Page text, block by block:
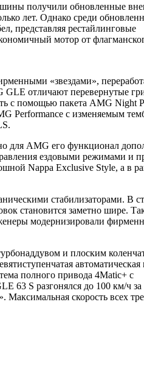
получили обновленные
лет. Однако среди
представляя рестайлинговые
мотор от
«звездами»,
отличают перевернутые
с помощью пакета AMG Night
Performance с изменяемым
для AMG его функционал
ездовыми режимами и
Nappa Exclusive Style, а в
стабилизаторами. В
становится заметно шире.
модернизировали
и плоским
автоматическая
полного привода 4Matic+ с
63 S разгонялся до 100 км/ч
скорость всех